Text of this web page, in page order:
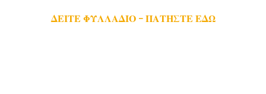
ΔΕΙΤΕ ΦΥΛΛΑΔΙΟ - ΠΑΤΗΣΤΕ ΕΔΩ